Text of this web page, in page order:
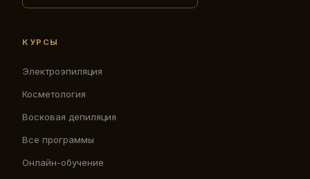
КУРСЫ
Электроэпиляция
Косметология
Восковая депиляция
Все программы
Онлайн-обучение